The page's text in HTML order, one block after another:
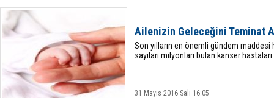
Ailenizin Geleceğini Teminat
Son yılların en önemli gündem
sayıları milyonları bulan kanser
31 Mayıs 2016 Salı 16:05